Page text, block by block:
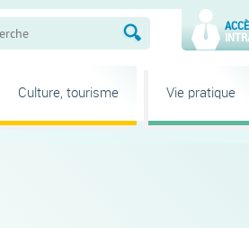
Culture, tourisme Vie pratique